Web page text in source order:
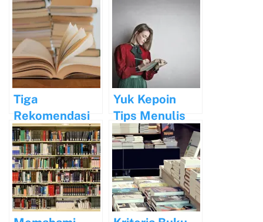
Menulis dan
Menerbitkan
Buku
untuk
Menunjang
Karir Dosen
Tiga
Rekomendasi
Buku
Manajemen
yang Harus
Anda Baca
Yuk Kepoin
Tips Menulis
Artikel Setiap
Hari!